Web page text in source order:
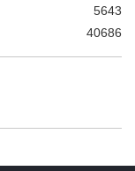
5643
40686